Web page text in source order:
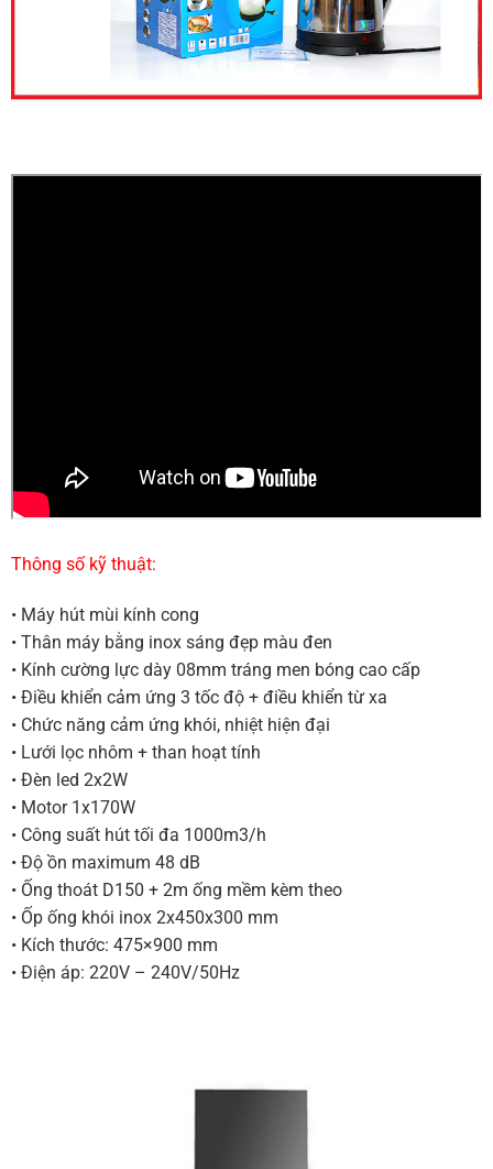
Thông số kỹ thuật:
• Máy hút mùi kính cong
• Thân máy bằng inox sáng đẹp màu đen
• Kính cường lực dày 08mm tráng men bóng cao cấp
• Điều khiển cảm ứng 3 tốc độ + điều khiển từ xa
• Chức năng cảm ứng khói, nhiệt hiện đại
• Lưới lọc nhôm + than hoạt tính
• Đèn led 2x2W
• Motor 1x170W
• Công suất hút tối đa 1000m3/h
• Độ ồn maximum 48 dB
• Ống thoát D150 + 2m ống mềm kèm theo
• Ốp ống khói inox 2x450x300 mm
• Kích thước: 475×900 mm
• Điện áp: 220V – 240V/50Hz